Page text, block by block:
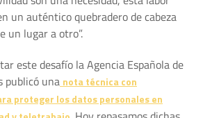
un auténtico quebradero de cabeza
un lugar a otro”.
este desafío la Agencia Española de
publicó una nota técnica con
proteger los datos personales en